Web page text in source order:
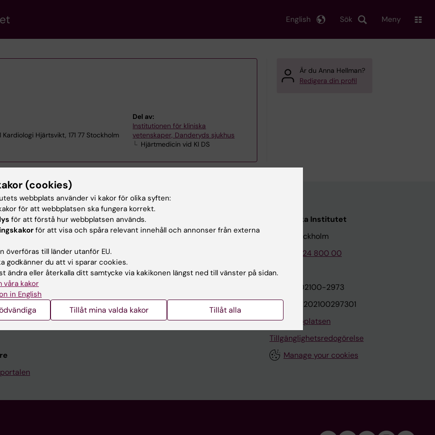
Sök
English Meny
Hjärtsvikt, 171 77 Stockholm
Del av:
Institutionen för kliniska
vetenskaper, Danderyds sjukhus
Hjärtmedicin vid KI DS
Är du Anna Hellman?
Redigera din profil
Kontakta och besök KI
Universitetsbiblioteket
Jobba på KI
Kontakta presstjänsten
Karolinska Institutet
171 77 Stockholm
Tel: 08-524 800 00
Org.nr: 202100-2973
VAT.nr: SE202100297301
Om webbplatsen
Tillgänglighetsredogörelse
Manage your cookies
(cookies)
webbplats använder vi kakor för olika syften:
för att webbplatsen ska fungera korrekt.
för att förstå hur webbplatsen används.
för att visa och spåra relevant innehåll och annonser från externa
överföras till länder utanför EU.
godkänner du att vi sparar cookies.
ändra eller återkalla ditt samtycke via kakikonen längst ned till vänster på sidan.
våra kakor
in English
Tillåt mina valda kakor Tillåt alla